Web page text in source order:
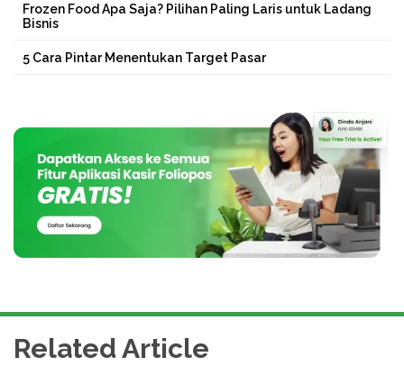
Frozen Food Apa Saja? Pilihan Paling Laris untuk Ladang
Bisnis
5 Cara Pintar Menentukan Target Pasar
Related Article